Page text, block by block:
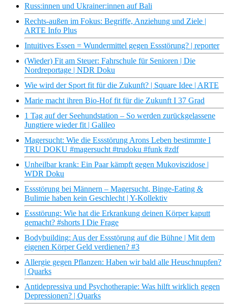
Russ:innen und Ukrainer:innen auf Bali
Rechts-außen im Fokus: Begriffe, Anziehung und Ziele |
ARTE Info Plus
Intuitives Essen = Wundermittel gegen Essstörung? | reporter
(Wieder) Fit am Steuer: Fahrschule für Senioren | Die
Nordreportage | NDR Doku
Wie wird der Sport fit für die Zukunft? | Square Idee | ARTE
Marie macht ihren Bio-Hof fit für die Zukunft I 37 Grad
1 Tag auf der Seehundstation – So werden zurückgelassene
Jungtiere wieder fit | Galileo
Magersucht: Wie die Essstörung Arons Leben bestimmte I
TRU DOKU #magersucht #trudoku #funk #zdf
Unheilbar krank: Ein Paar kämpft gegen Mukoviszidose |
WDR Doku
Essstörung bei Männern – Magersucht, Binge-Eating &
Bulimie haben kein Geschlecht | Y-Kollektiv
Essstörung: Wie hat die Erkrankung deinen Körper kaputt
gemacht? #shorts I Die Frage
Bodybuilding: Aus der Essstörung auf die Bühne | Mit dem
eigenen Körper Geld verdienen? #3
Allergie gegen Pflanzen: Haben wir bald alle Heuschnupfen?
| Quarks
Antidepressiva und Psychotherapie: Was hilft wirklich gegen
Depressionen? | Quarks